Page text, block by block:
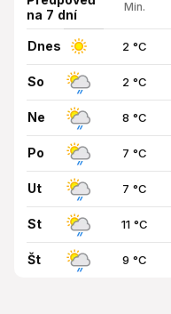
na 7 dní
Min.
Dnes 2 °C
So 2 °C
Ne 8 °C
Po 7 °C
Ut 7 °C
St 11 °C
Št 9 °C